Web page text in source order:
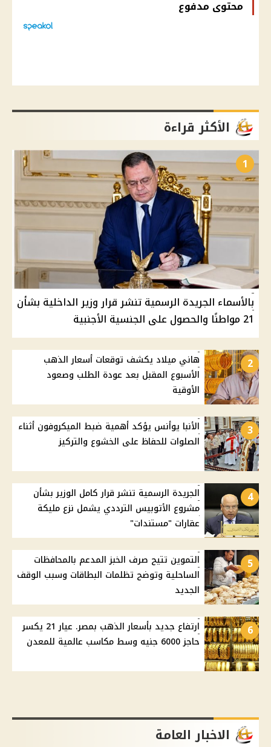
محتوى مدفوع
الأكثر قراءة
1
بالأسماء الجريدة الرسمية تنشر قرار وزير الداخلية بشأن
21 مواطنًا والحصول على الجنسية الأجنبية
2
هاني ميلاد يكشف توقعات أسعار الذهب
الأسبوع المقبل بعد عودة الطلب وصعود
الأوقية
3
الأنبا يوأنس يؤكد أهمية ضبط الميكروفون أثناء
الصلوات للحفاظ على الخشوع والتركيز
4
الجريدة الرسمية تنشر قرار كامل الوزير بشأن
مشروع الأتوبيس الترددي يشمل نزع مليكة
عقارات "مستندات"
5
التموين تتيح صرف الخبز المدعم بالمحافظات
الساحلية وتوضح تظلمات البطاقات وسبب الوقف
الجديد
6
ارتفاع جديد بأسعار الذهب بمصر. عيار 21 يكسر
حاجز 6000 جنيه وسط مكاسب عالمية للمعدن
الاخبار العامة